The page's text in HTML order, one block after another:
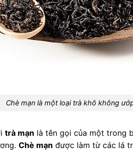
Chè mạn là một loại trà khô không
trà mạn là tên gọi của một trong
Chè mạn được làm từ các lá